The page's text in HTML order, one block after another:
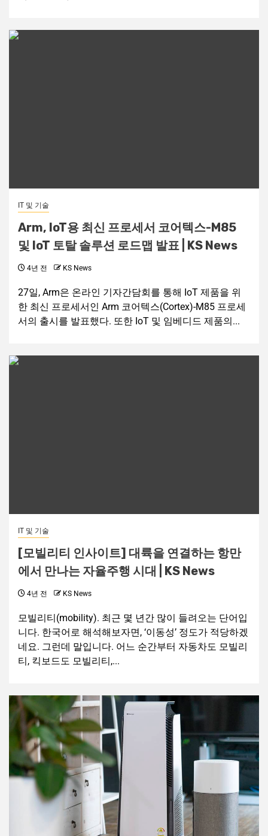
IT 및 기술
Arm, IoT용 최신 프로세서 코어텍스-M85
및 IoT 토탈 솔루션 로드맵 발표 | KS News
4년 전 KS News
27일, Arm은 온라인 기자간담회를 통해 IoT 제품을 위
한 최신 프로세서인 Arm 코어텍스(Cortex)-M85 프로세
서의 출시를 발표했다. 또한 IoT 및 임베디드 제품의...
IT 및 기술
[모빌리티 인사이트] 대륙을 연결하는 항만
에서 만나는 자율주행 시대 | KS News
4년 전 KS News
모빌리티(mobility). 최근 몇 년간 많이 들려오는 단어입
니다. 한국어로 해석해보자면, ‘이동성’ 정도가 적당하겠
네요. 그런데 말입니다. 어느 순간부터 자동차도 모빌리
티, 킥보드도 모빌리티,...